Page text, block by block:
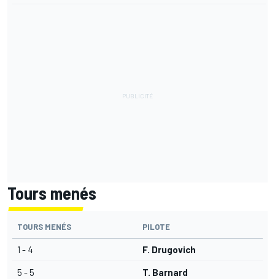
Tours menés
TOURS MENÉS PILOTE
1 - 4 F. Drugovich
5 - 5 T. Barnard